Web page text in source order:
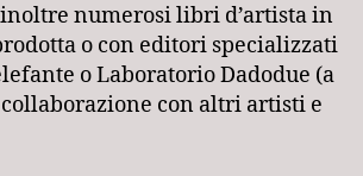
numerosi libri d’artista in
o con editori specializzati
o Laboratorio Dadodue (a
con altri artisti e